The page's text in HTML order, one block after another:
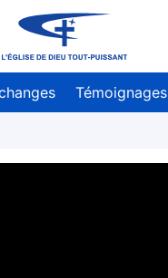
Témoignages